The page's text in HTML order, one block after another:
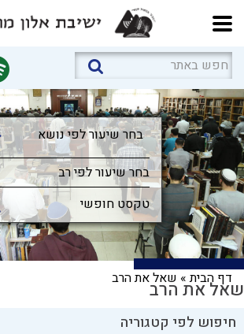
בחר שיעור לפי נושא
בחר שיעור לפי נושא
בחר שיעור לפי רב
דף הבית» שאל את הרבשאל את הרב
חיפוש לפי קטגוריה